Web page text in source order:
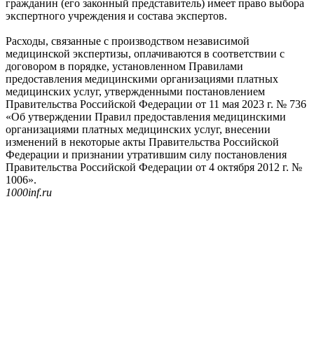
гражданин (его законный представитель) имеет право выбора
экспертного учреждения и состава экспертов.
Расходы, связанные с производством независимой
медицинской экспертизы, оплачиваются в соответствии с
договором в порядке, установленном Правилами
предоставления медицинскими организациями платных
медицинских услуг, утвержденными постановлением
Правительства Российской Федерации от 11 мая 2023 г. № 736
«Об утверждении Правил предоставления медицинскими
организациями платных медицинских услуг, внесении
изменений в некоторые акты Правительства Российской
Федерации и признании утратившим силу постановления
Правительства Российской Федерации от 4 октября 2012 г. №
1006».
1000inf.ru